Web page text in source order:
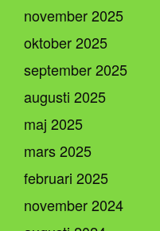
november 2025
oktober 2025
september 2025
augusti 2025
maj 2025
mars 2025
februari 2025
november 2024